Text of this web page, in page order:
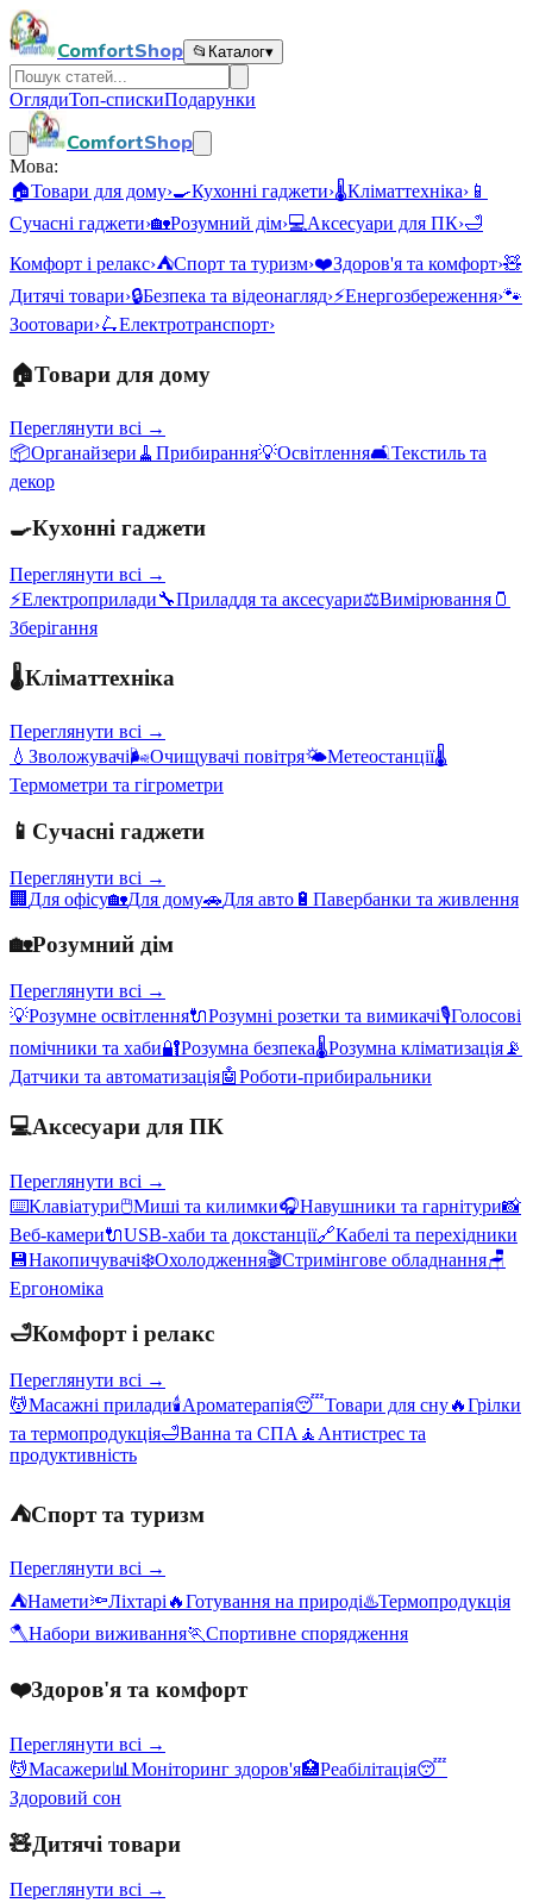
ComfortShop 📂 Каталог▾
ОглядиТоп-спискиПодарунки
ComfortShop
Мова:
🏠Товари для дому›🍳Кухонні гаджети›🌡️Кліматтехніка› 📱
Сучасні гаджети›🏡Розумний дім›💻Аксесуари для ПК›🛁
Комфорт і релакс›⛺Спорт та туризм›❤️Здоров'я та комфорт›🧸
Дитячі товари›🔒Безпека та відеонагляд›⚡Енергозбереження›🐾
Зоотовари›🛴Електротранспорт›
🏠Товари для дому
Переглянути всі →
📦Органайзери 🧹 Прибирання💡Освітлення🛋️Текстиль та
декор
🍳Кухонні гаджети
Переглянути всі →
⚡Електроприлади🔧Приладдя та аксесуари⚖️Вимірювання 🫙
Зберігання
🌡️Кліматтехніка
Переглянути всі →
💧 Зволожувачі🌬️Очищувачі повітря🌤️Метеостанції🌡️
Термометри та гігрометри
📱 Сучасні гаджети
Переглянути всі →
🏢 Для офісу🏡Для дому🚗Для авто 🔋 Павербанки та живлення
🏡Розумний дім
Переглянути всі →
💡Розумне освітлення🔌Розумні розетки та вимикачі🎙️Голосові
помічники та хаби🔐Розумна безпека🌡️Розумна кліматизація 📡
Датчики та автоматизація🤖Роботи-прибиральники
💻Аксесуари для ПК
Переглянути всі →
⌨️Клавіатури🖱️Миші та килимки🎧Навушники та гарнітури📸
Веб-камери🔌USB-хаби та докстанції🔗Кабелі та перехідники
💾Накопичувачі❄️Охолодження🎬Стримінгове обладнання🪑
Ергономіка
🛁Комфорт і релакс
Переглянути всі →
💆Масажні прилади🕯️Ароматерапія😴Товари для сну🔥Грілки
та термопродукція🛁Ванна та СПА 🧘 Антистрес та
продуктивність
⛺Спорт та туризм
Переглянути всі →
⛺Намети🔦Ліхтарі 🔥Готування на природі♨️Термопродукція
🪓Набори виживання🏃Спортивне спорядження
❤️Здоров'я та комфорт
Переглянути всі →
💆Масажери📊 Моніторинг здоров'я🏥Реабілітація😴
Здоровий сон
🧸Дитячі товари
Переглянути всі →